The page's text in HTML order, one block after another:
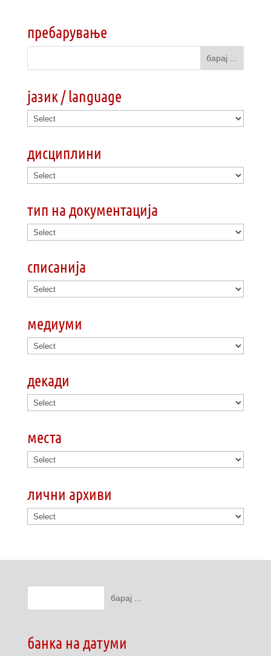
пребарување
јазик / language
дисциплини
тип на документација
списанија
медиуми
декади
места
лични архиви
банка на датуми